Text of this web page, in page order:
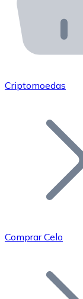
API Bitnovo
Integre
Junte-se à
Adicione o
Bitcoin
Criptomoedas
Comprar Celo